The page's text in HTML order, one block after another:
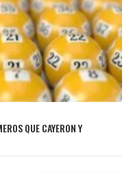
QUE CAYERON Y